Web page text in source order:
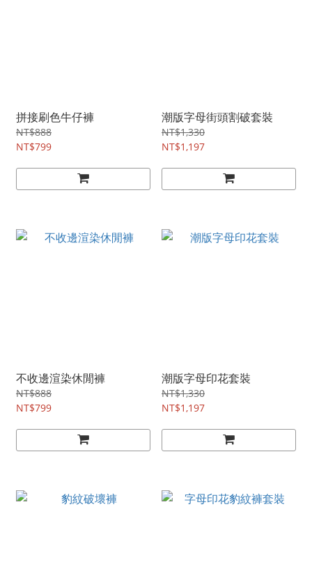
拼接刷色牛仔褲
NT$888
NT$799
潮版字母街頭割破套裝
NT$1,330
NT$1,197
不收邊渲染休閒褲
NT$888
NT$799
潮版字母印花套裝
NT$1,330
NT$1,197